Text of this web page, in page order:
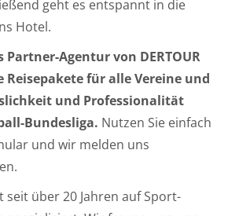
geht es entspannt in die
Hotel.
Agentur von DERTOUR
Reisepakete für alle Vereine und
und Professionalität
Bundesliga. Nutzen Sie einfach
und wir melden uns
seit über 20 Jahren auf Sport-